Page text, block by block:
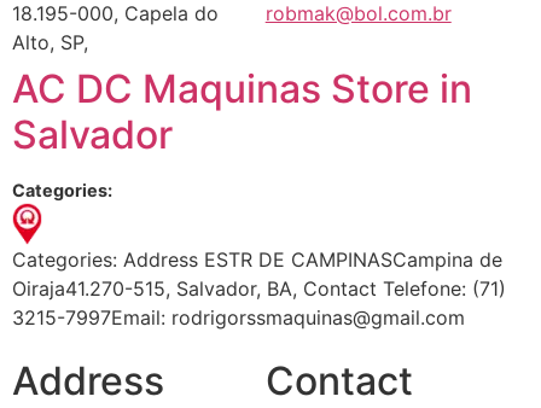
18.195-000, Capela do
Alto, SP,
robmak@bol.com.br
AC DC Maquinas Store in
Salvador
Categories:
Categories: Address ESTR DE CAMPINASCampina de
Oiraja41.270-515, Salvador, BA, Contact Telefone: (71)
3215-7997Email: rodrigorssmaquinas@gmail.com
Address Contact